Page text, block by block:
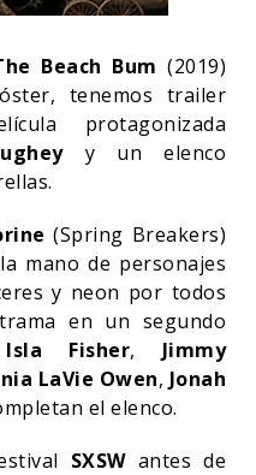
Beach Bum (2019)
tenemos trailer
protagonizada
y un elenco
(Spring Breakers)
mano de personajes
y neon por todos
en un segundo
Isla Fisher, Jimmy
LaVie Owen, Jonah
el elenco.
SXSW antes de